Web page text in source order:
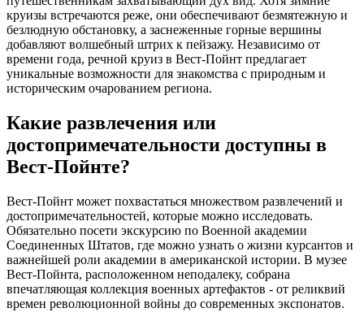
круизы встречаются реже, они обеспечивают безмятежную и
безлюдную обстановку, а заснеженные горные вершины
добавляют волшебный штрих к пейзажу. Независимо от
времени года, речной круиз в Вест-Пойнт предлагает
уникальные возможности для знакомства с природным и
историческим очарованием региона.
Какие развлечения или
достопримечательности доступны в
Вест-Пойнте?
Вест-Пойнт может похвастаться множеством развлечений и
достопримечательностей, которые можно исследовать.
Обязательно посети экскурсию по Военной академии
Соединенных Штатов, где можно узнать о жизни курсантов и
важнейшей роли академии в американской истории. В музее
Вест-Пойнта, расположенном неподалеку, собрана
впечатляющая коллекция военных артефактов - от реликвий
времен революционной войны до современных экспонатов.